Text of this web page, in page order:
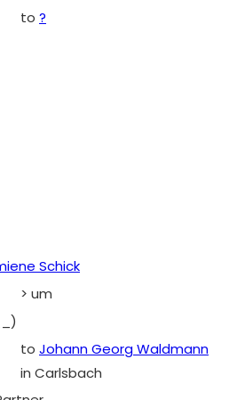
to ?
Schick
> um
to Johann Georg Waldmann
in Carlsbach